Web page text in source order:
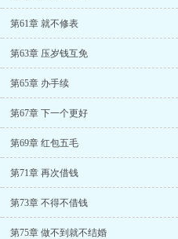
第61章 就不修表
第63章 压岁钱互免
第65章 办手续
第67章 下一个更好
第69章 红包五毛
第71章 再次借钱
第73章 不得不借钱
第75章 做不到就不结婚